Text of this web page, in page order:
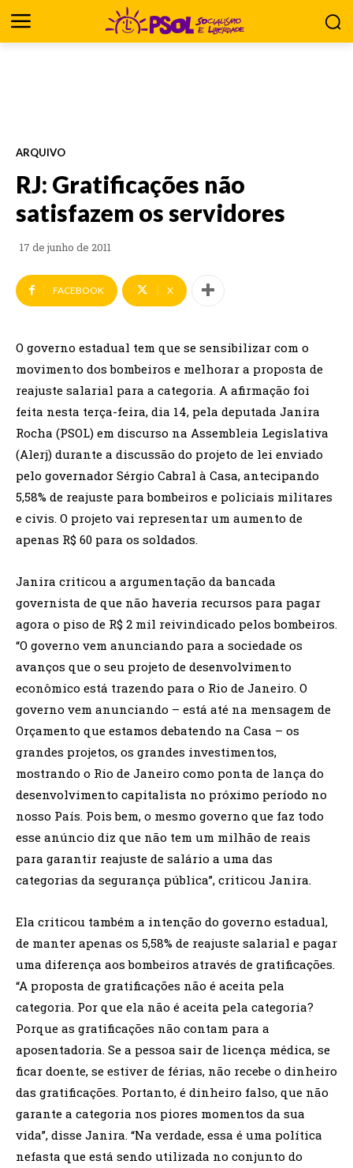
ARQUIVO
RJ: Gratificações não
satisfazem os servidores
17 de junho de 2011
FACEBOOK X
O governo estadual tem que se sensibilizar com o
movimento dos bombeiros e melhorar a proposta de
reajuste salarial para a categoria. A afirmação foi
feita nesta terça-feira, dia 14, pela deputada Janira
Rocha (PSOL) em discurso na Assembleia Legislativa
(Alerj) durante a discussão do projeto de lei enviado
pelo governador Sérgio Cabral à Casa, antecipando
5,58% de reajuste para bombeiros e policiais militares
e civis. O projeto vai representar um aumento de
apenas R$ 60 para os soldados.
Janira criticou a argumentação da bancada
governista de que não haveria recursos para pagar
agora o piso de R$ 2 mil reivindicado pelos bombeiros.
“O governo vem anunciando para a sociedade os
avanços que o seu projeto de desenvolvimento
econômico está trazendo para o Rio de Janeiro. O
governo vem anunciando – está até na mensagem de
Orçamento que estamos debatendo na Casa – os
grandes projetos, os grandes investimentos,
mostrando o Rio de Janeiro como ponta de lança do
desenvolvimento capitalista no próximo período no
nosso País. Pois bem, o mesmo governo que faz todo
esse anúncio diz que não tem um milhão de reais
para garantir reajuste de salário a uma das
categorias da segurança pública”, criticou Janira.
Ela criticou também a intenção do governo estadual,
de manter apenas os 5,58% de reajuste salarial e pagar
uma diferença aos bombeiros através de gratificações.
“A proposta de gratificações não é aceita pela
categoria. Por que ela não é aceita pela categoria?
Porque as gratificações não contam para a
aposentadoria. Se a pessoa sair de licença médica, se
ficar doente, se estiver de férias, não recebe o dinheiro
das gratificações. Portanto, é dinheiro falso, que não
garante a categoria nos piores momentos da sua
vida”, disse Janira. “Na verdade, essa é uma política
nefasta que está sendo utilizada no conjunto do